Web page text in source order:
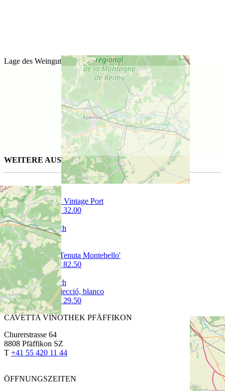
Lage des Weinguts
WEITERE AUSGESUCHTE WEINE FÜR SIE
Late bottled Vintage Port
75 cl | CHF 32.00
Picconero 'Tenuta Montebello'
75 cl | CHF 82.50
Edetària Selecció, blanco
75 cl | CHF 29.50
CAVETTA VINOTHEK PFÄFFIKON
Churerstrasse 64
8808 Pfäffikon SZ
T +41 55 420 11 44
ÖFFNUNGSZEITEN